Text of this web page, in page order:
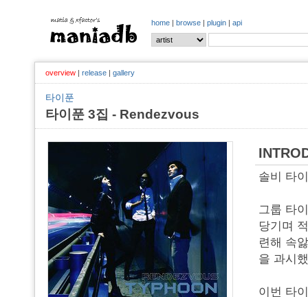
home | browse | plugin | api
overview | release | gallery
타이푼
타이푼 3집 - Rendezvous
솔비 타
그룹 타
당기며
련해 속
을 과시
이번 타